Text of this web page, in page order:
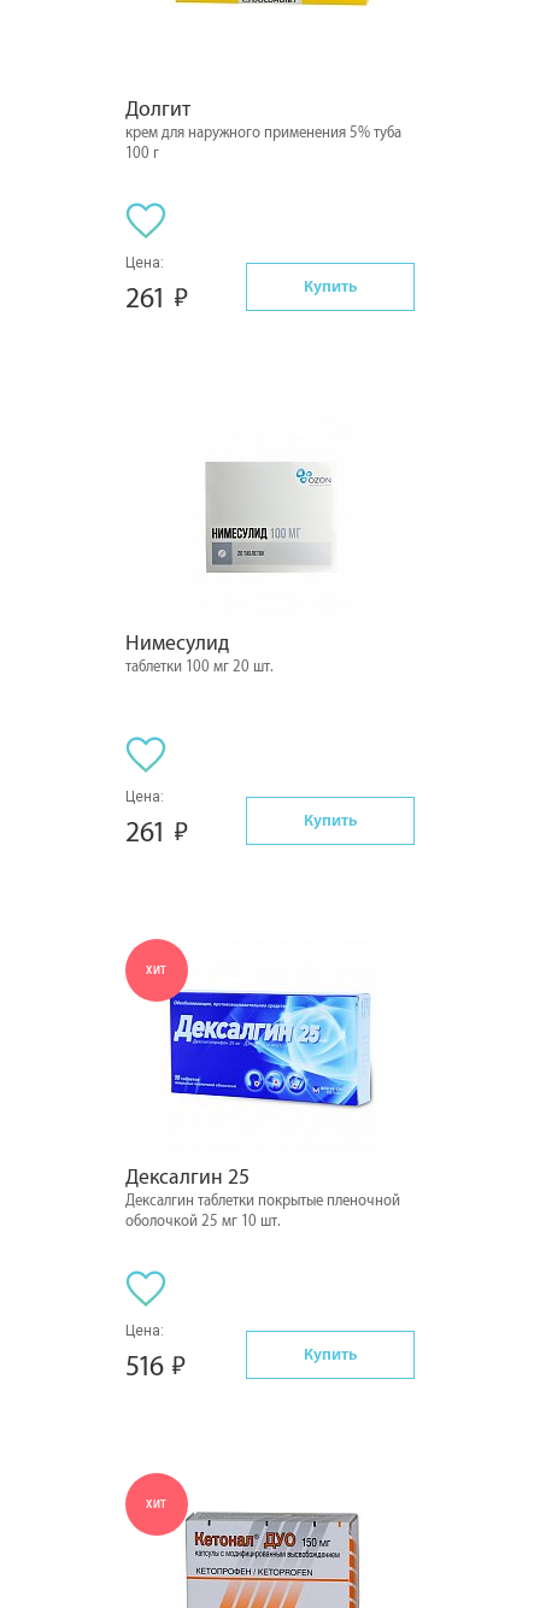
Долгит
крем для наружного применения 5% туба
100 г
Цена:
261 Купить
Нимесулид
таблетки 100 мг 20 шт.
Цена:
261 Купить
ХИТ
Дексалгин 25
Дексалгин таблетки покрытые пленочной
оболочкой 25 мг 10 шт.
Цена:
516 Купить
ХИТ